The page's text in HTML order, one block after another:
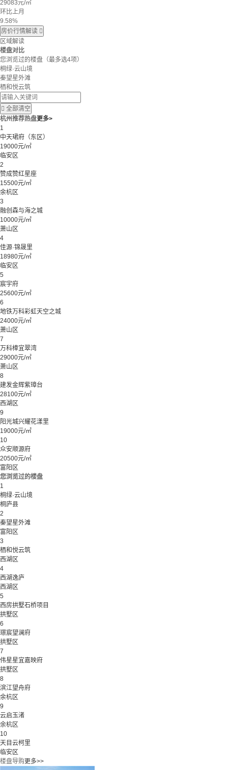
29083元/㎡
环比上月
9.58%
房价行情解读 
区域解读
楼盘对比
您浏览过的楼盘 （最多选4项）
桐绿·云山境
秦望星外滩
栖和悦云筑
 全部清空
杭州推荐热盘更多>
1
中天珺府（东区）
19000元/㎡
临安区
2
赞成赞红星座
15500元/㎡
余杭区
3
融创森与海之城
10000元/㎡
萧山区
4
佳源·锦晟里
18980元/㎡
临安区
5
宸宇府
25600元/㎡
6
地铁万科彩虹天空之城
24000元/㎡
萧山区
7
万科樟宜翠湾
29000元/㎡
萧山区
8
建发金辉紫璋台
28100元/㎡
西湖区
9
阳光城兴耀花漾里
19000元/㎡
10
众安顺源府
20500元/㎡
富阳区
您浏览过的楼盘
1
桐绿·云山境
桐庐县
2
秦望星外滩
富阳区
3
栖和悦云筑
西湖区
4
西湖逸庐
西湖区
5
西房拱墅石桥项目
拱墅区
6
璟宸望澜府
拱墅区
7
伟星星宜嘉映府
拱墅区
8
滨江望舟府
余杭区
9
云启玉渚
余杭区
10
天目云柯里
临安区
楼盘导购更多>>